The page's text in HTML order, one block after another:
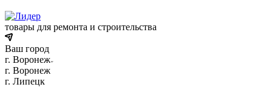
товары для ремонта и строительства
Ваш город
г. Воронеж
г. Воронеж
г. Липецк